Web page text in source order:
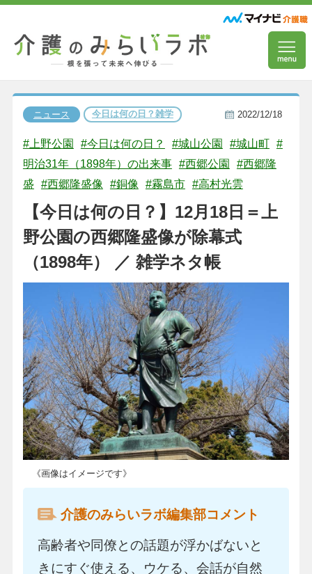
ニュース 今日は何の日？雑学 2022/12/18
#上野公園 #今日は何の日？ #城山公園 #城山町 #
明治31年（1898年）の出来事 #西郷公園
#西郷隆
盛
#西郷隆盛像 #銅像 #霧島市 #高村光雲
【今日は何の日？】12月18日＝上
野公園の西郷隆盛像が除幕式
（1898年） ／ 雑学ネタ帳
《画像はイメージです》
介護のみらいラボ編集部コメント
高齢者や同僚との話題が浮かばないと
きにすぐ使える、ウケる、会話が自然